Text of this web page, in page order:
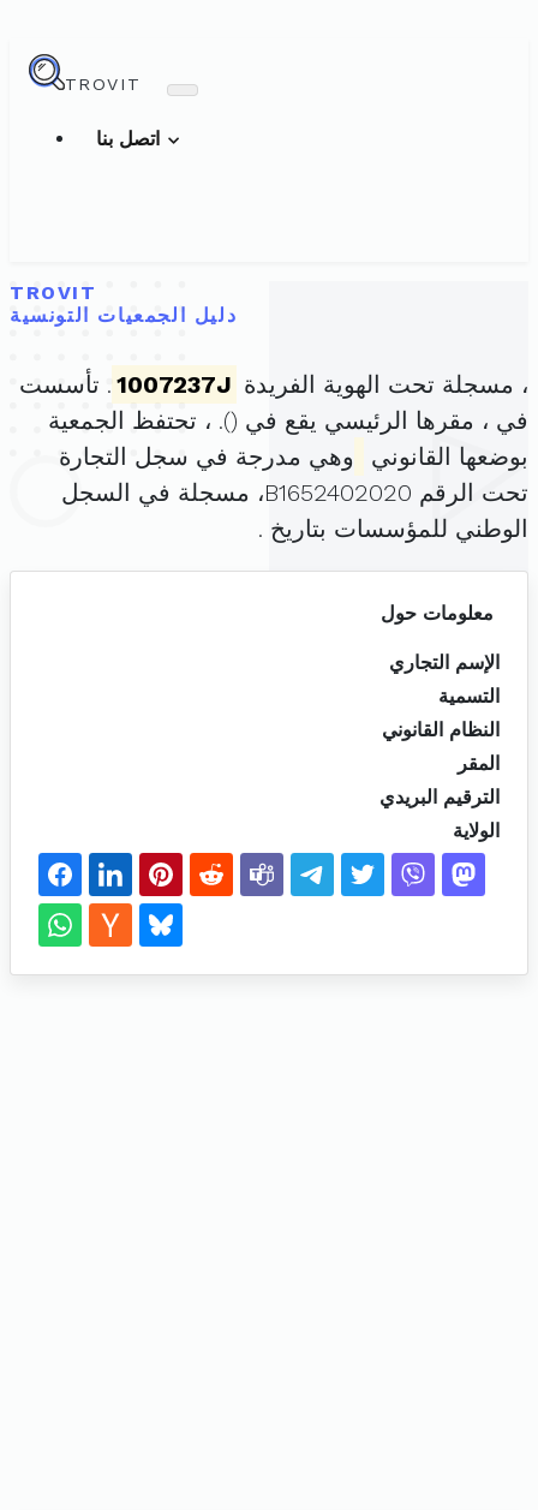
TROVIT
TROVIT
دليل الجمعيات التونسية
، مسجلة تحت الهوية الفريدة 1007237J . تأسست
في ، مقرها الرئيسي يقع في (). ، تحتفظ الجمعية
بوضعها القانوني
وهي مدرجة في سجل التجارة
تحت الرقم B1652402020، مسجلة في السجل
الوطني للمؤسسات بتاريخ .
معلومات حول
الإسم التجاري
التسمية
النظام القانوني
المقر
الترقيم البريدي
الولاية